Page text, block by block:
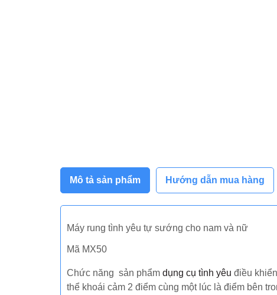
Mô tả sản phẩm Hướng dẫn mua hàng
Máy rung tình yêu tự sướng cho nam và nữ
Mã MX50
Chức năng sản phẩm dụng cụ tình yêu điều
thể khoái cảm 2 điểm cùng một lúc là điểm bên